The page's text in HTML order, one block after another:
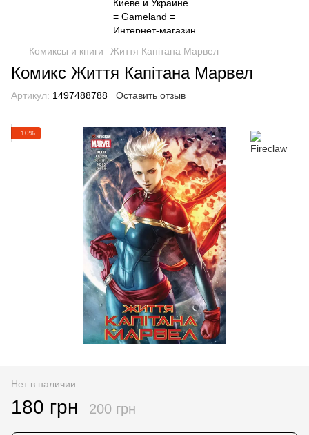
Комиксы и книги Життя Капітана Марвел
Комикс Життя Капітана Марвел
Артикул: 1497488788 Оставить отзыв
−10%
Нет в наличии
180 грн 200 грн